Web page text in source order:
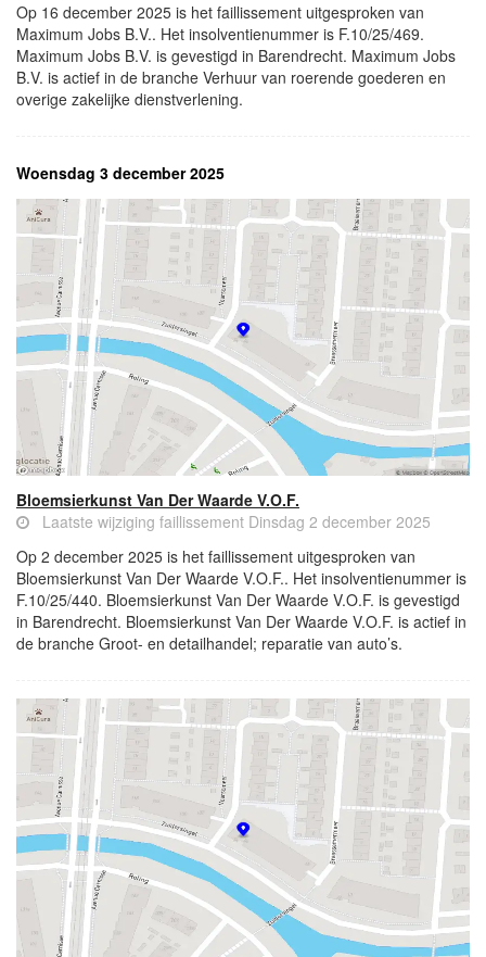
Op 16 december 2025 is het faillissement uitgesproken van
Maximum Jobs B.V.. Het insolventienummer is F.10/25/469.
Maximum Jobs B.V. is gevestigd in Barendrecht. Maximum Jobs
B.V. is actief in de branche Verhuur van roerende goederen en
overige zakelijke dienstverlening.
Woensdag 3 december 2025
Bloemsierkunst Van Der Waarde V.O.F.
Laatste wijziging faillissement Dinsdag 2 december 2025
Op 2 december 2025 is het faillissement uitgesproken van
Bloemsierkunst Van Der Waarde V.O.F.. Het insolventienummer is
F.10/25/440. Bloemsierkunst Van Der Waarde V.O.F. is gevestigd
in Barendrecht. Bloemsierkunst Van Der Waarde V.O.F. is actief in
de branche Groot- en detailhandel; reparatie van auto’s.